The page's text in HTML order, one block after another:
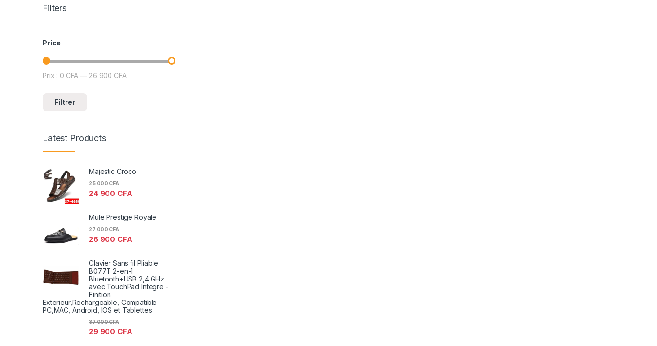
Filters
Price
Prix min
Prix max
Filtrer
Prix : 0 CFA — 26 900 CFA
Latest Products
Majestic Croco
24 900 CFA
25 000CFA
Mule Prestige Royale
26 900 CFA
27 000CFA
Clavier Sans fil Pliable
B077T 2-en-1
Bluetooth+USB 2,4 GHz
avec TouchPad Integre -
Finition
Exterieur,Rechargeable, Compatible
PC,MAC, Android, IOS et Tablettes
29 900 CFA
37 000CFA